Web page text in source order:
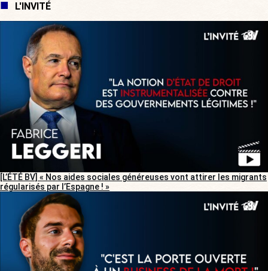
L'INVITÉ
[L’ÉTÉ BV] « Nos aides sociales généreuses vont attirer les migrants
régularisés par l’Espagne ! »